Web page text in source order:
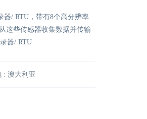
器/ RTU，带有8个高分辨率
这些传感器收集数据并传输
器/ RTU
: 澳大利亚